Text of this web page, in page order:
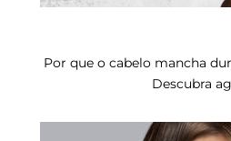
Por que o cabelo mancha
Descubra